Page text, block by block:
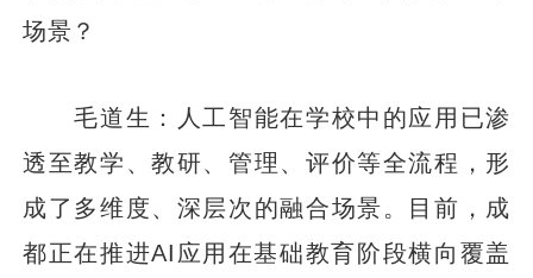
场景？
毛道生：人工智能在学校中的应用已渗
透至教学、教研、管理、评价等全流程，形
成了多维度、深层次的融合场景。目前，成
都正在推进AI应用在基础教育阶段横向覆盖